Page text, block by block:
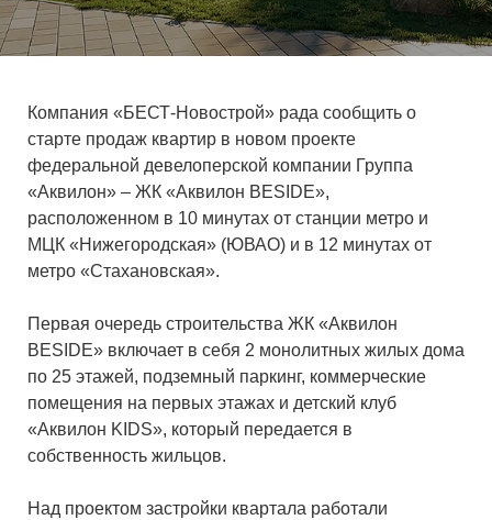
Компания «БЕСТ-Новострой» рада сообщить о
старте продаж квартир в новом проекте
федеральной девелоперской компании Группа
«Аквилон» – ЖК «Аквилон BESIDE»,
расположенном в 10 минутах от станции метро и
МЦК «Нижегородская» (ЮВАО) и в 12 минутах от
метро «Стахановская».
Первая очередь строительства ЖК «Аквилон
BESIDE» включает в себя 2 монолитных жилых дома
по 25 этажей, подземный паркинг, коммерческие
помещения на первых этажах и детский клуб
«Аквилон KIDS», который передается в
собственность жильцов.
Над проектом застройки квартала работали